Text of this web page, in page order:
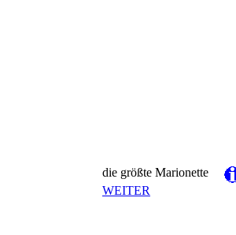
die größte Marionette
WEITER